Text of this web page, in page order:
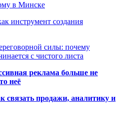
в Минске
инструмент создания
силы: почему
с чистого листа
реклама больше не
неё
связать продажи, аналитику и